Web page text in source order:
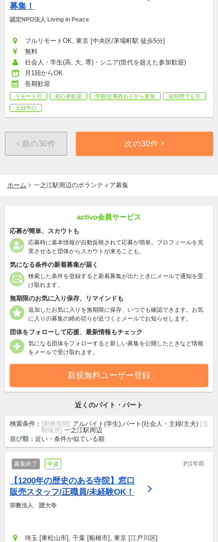
募集！
認定NPO法人 Living in Peace
フルリモートOK, 東京 [中央区/茅場町駅 徒歩5分]
無料
社会人・学生(高, 大, 専)・シニア(世代を超えた参加歓迎)
月1回からOK
長期歓迎
リモート可 初心者歓迎 学校/仕事終わりから参加
短時間でも可
土日中心
前の30件 次の30件
ホーム 一之江駅周辺のボランティア募集
activo会員サービス
応募が簡単、スカウトも
応募時に基本情報が自動反映されて応募が簡単。プロフィールを充
実させると団体からスカウトが来ることも。
気になる条件の新着募集が届く
検索した条件を登録すると新着募集が出たときにメールで通知を受
け取れます。
無期限のお気に入り保存、リマインドも
追加したお気に入りを無期限に保存、いつでも確認できます。お気
に入りの募集の締め切りが近づくとメールでお知らせします。
団体をフォローして応援、最新情報もチェック
気になる団体をフォローすると新しい募集を公開したときなど情報
をメールで受け取れます。
新規無料ユーザー登録
近くのバイト・パート
検索条件： [勤務形態] アルバイト(学生),パート(社会人・主婦/主夫) [活
動場所] 一之江駅周辺
並び順： 近い・条件が似ている順
募集終了 中途 約1年前
【1200年の歴史のある寺院】窓口
販売スタッフ/正職員/未経験OK！
宗教法人　證大寺
埼玉 [東松山市], 千葉 [船橋市], 東京 [江戸川区]